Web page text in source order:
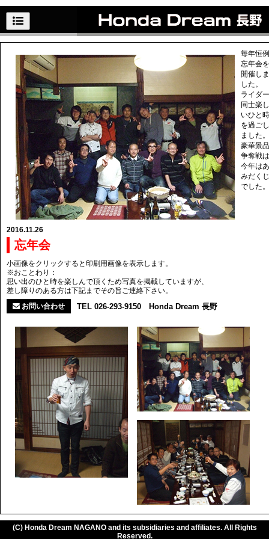
2016.11.26
忘年会
毎年恒例
忘年会を
開催しま
した。
ライダー
同士楽し
いひと時
を過ごし
ました。
豪華景品
争奪戦は
今年はあ
みだくじ
でした。
小画像をクリックすると印刷用画像を表示します。
※おことわり：
思い出のひと時を楽しんで頂くため写真を掲載していますが、
差し障りのある方は下記までその旨ご連絡下さい。
お問い合わせ
TEL 026-293-9150 Honda Dream 長野
(C) Honda Dream NAGANO and its subsidiaries and affiliates. All Rights
Reserved.